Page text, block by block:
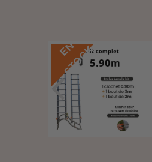
E
N
S
T
O
C
K